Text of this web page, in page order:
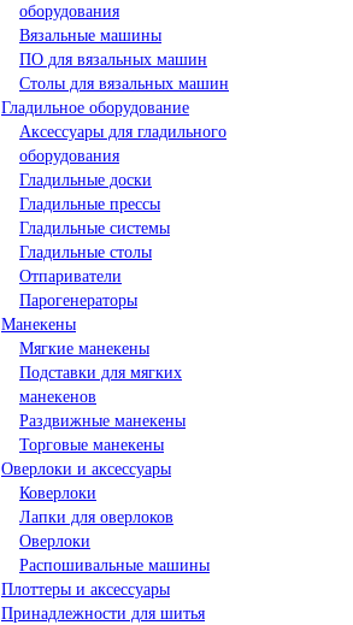
оборудования
Вязальные машины
ПО для вязальных машин
Столы для вязальных машин
Гладильное оборудование
Аксессуары для гладильного
оборудования
Гладильные доски
Гладильные прессы
Гладильные системы
Гладильные столы
Отпариватели
Парогенераторы
Манекены
Мягкие манекены
Подставки для мягких
манекенов
Раздвижные манекены
Торговые манекены
Оверлоки и аксессуары
Коверлоки
Лапки для оверлоков
Оверлоки
Распошивальные машины
Плоттеры и аксессуары
Принадлежности для шитья